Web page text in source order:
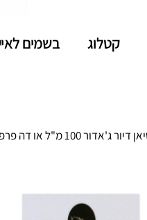
קטלוג בשמים
/ כריסטיאן דיור ג'אדור 100 מ"ל או